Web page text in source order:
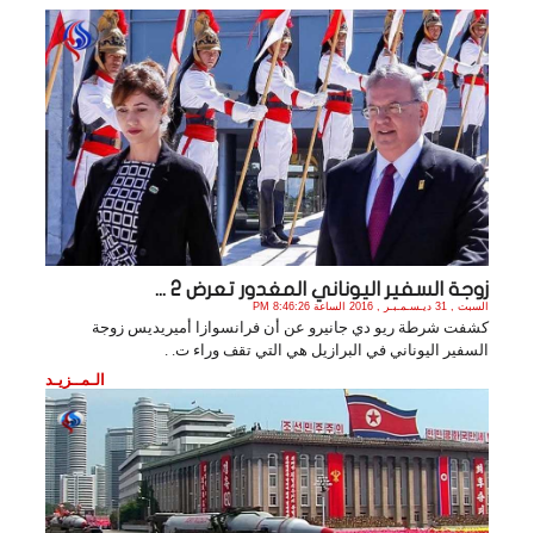
زوجة السفير اليوناني المغدور تعرض 2 ...
السبت , 31 ديـسـمـبـر , 2016 الساعة 8:46:26 PM
كشفت شرطة ريو دي جانيرو عن أن فرانسوازا أميريديس زوجة
السفير اليوناني في البرازيل هي التي تقف وراء ت. .
الـمــزيـد